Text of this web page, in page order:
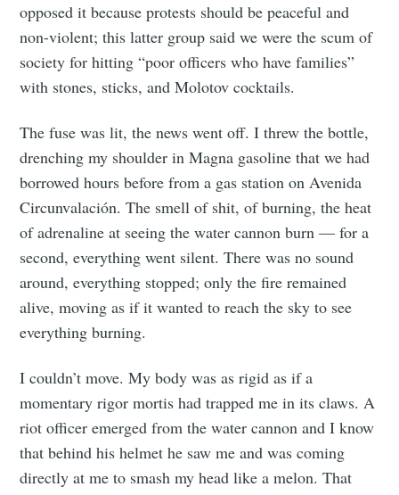
opposed it because protests should be peaceful and
non-violent; this latter group said we were the scum of
society for hitting “poor officers who have families”
with stones, sticks, and Molotov cocktails.
The fuse was lit, the news went off. I threw the bottle,
drenching my shoulder in Magna gasoline that we had
borrowed hours before from a gas station on Avenida
Circunvalación. The smell of shit, of burning, the heat
of adrenaline at seeing the water cannon burn — for a
second, everything went silent. There was no sound
around, everything stopped; only the fire remained
alive, moving as if it wanted to reach the sky to see
everything burning.
I couldn’t move. My body was as rigid as if a
momentary rigor mortis had trapped me in its claws. A
riot officer emerged from the water cannon and I know
that behind his helmet he saw me and was coming
directly at me to smash my head like a melon. That
Tumbleweird
greatest posts delivered straight to
your inbox
Subscribe